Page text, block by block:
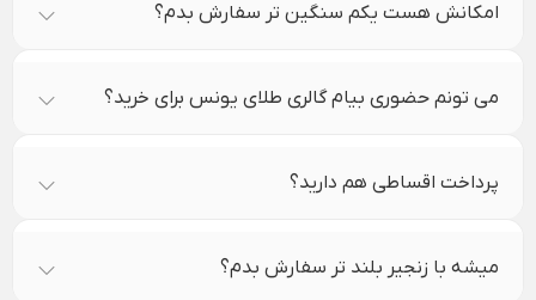
امکانش هست یکم سنگین تر سفارش بدم؟
می تونم حضوری بیام گالری طلای یونس برای خرید؟
پرداخت اقساطی هم دارید؟
میشه با زنجیر بلند تر سفارش بدم؟